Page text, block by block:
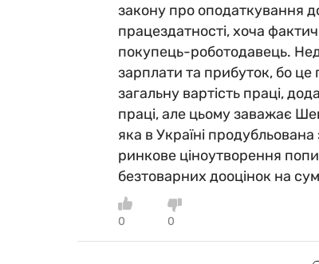
закону про оподаткування
працездатності, хоча
покупець-роботодавець.
зарплати та прибуток, бо це
загальну вартість праці,
праці, але цьому заважає
яка в Україні
ринкове ціноутворення
безтоварних дооцінок на
0 0